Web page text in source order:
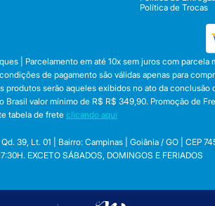
Política de Trocas
| Parcelamento em até 10x sem juros com
de pagamento são válidas apenas para
serão aqueles exibidos no ato da
valor mínimo de R$ R$ 349,90. Promoção de
tabela de frete clicando aqui
39, Lt. 01 | Bairro: Campinas | Goiânia / GO | CEP
EXCETO SÁBADOS, DOMINGOS E FERIADOS